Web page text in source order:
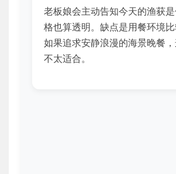
老板娘会主动告知今天的渔获
格也算透明。缺点是用餐环境比
如果追求安静浪漫的海景晚餐
不太适合。